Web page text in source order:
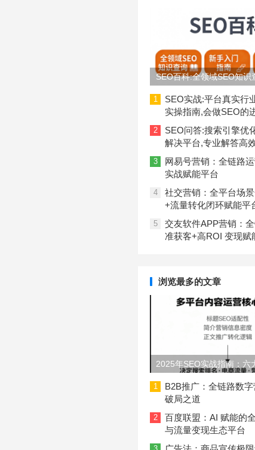
SEO百科:全领域SEO知识
手入门到从业者进阶指南
1
SEO实战:平台真实行
实操指南,会做SEO的
2
SEO问答:搜索引擎优
解决平台,专业解答高
3
网易号营销：全链路
实战赋能平台
4
社交营销：全平台场
+流量转化闭环赋能平
5
交友软件APP营销：
准获客+高ROI 变现赋
浏览最多的文章
2025年SEO实战指南：六
长度与结构规范
1
B2B推广：全链路数
破局之道
2
百度联盟：AI 赋能的
与流量变现生态平台